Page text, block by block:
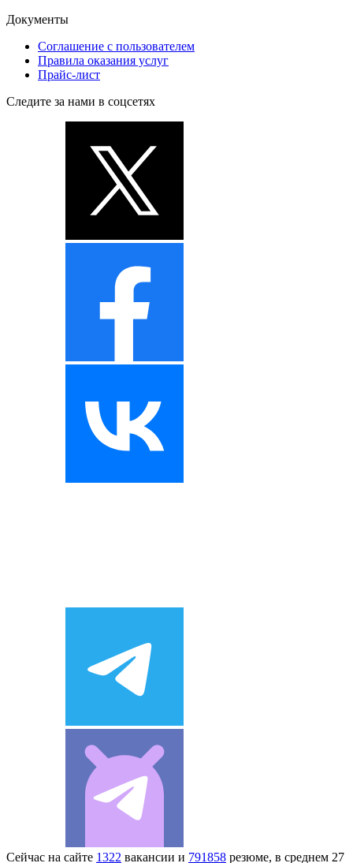
Документы
Соглашение с пользователем
Правила оказания услуг
Прайс-лист
Следите за нами в соцсетях
Сейчас на сайте 1322 вакансии и 791858 резюме, в среднем 27